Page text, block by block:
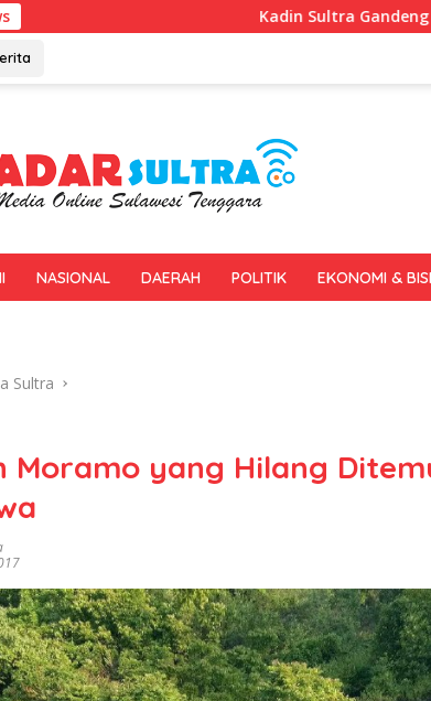
Kadin Sultra Gandeng IAI Rawa Aopa,
NASIONAL DAERAH POLITIK EKONOMI &
Sultra
Moramo yang Hilang